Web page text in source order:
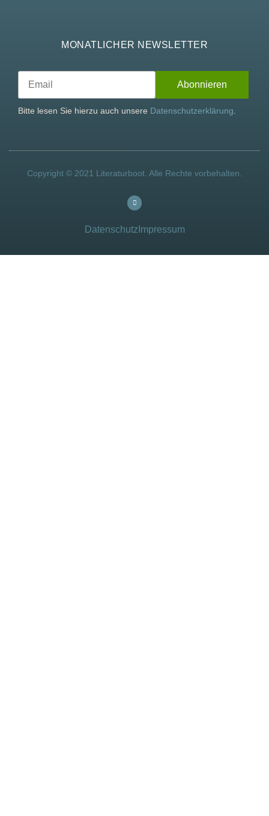
MONATLICHER NEWSLETTER
Bitte lesen Sie hierzu auch unsere Datenschutzerklärung.
Copyright © 2021 Literaturboot. Alle Rechte vorbehalten.
Datenschutz Impressum